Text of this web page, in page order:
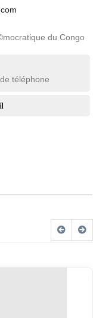
du Congo
téléphone